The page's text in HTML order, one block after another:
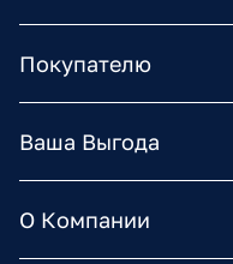
Покупателю
Ваша Выгода
О Компании